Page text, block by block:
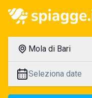
Mola di Bari
Seleziona date